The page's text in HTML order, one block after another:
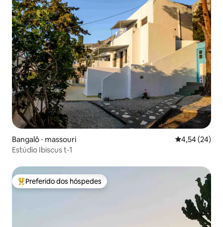
Bangalô ⋅ massouri 4,54 de uma
4,54 (24)
Estúdio Ibiscus t-1
Entre os melhores preferidos dos hóspedes
Preferido dos hóspedes